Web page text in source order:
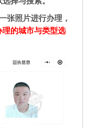
张照片进行办理，
理的城市与类型选